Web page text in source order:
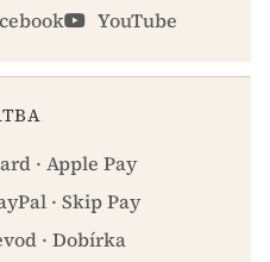
YouTube
· Apple Pay
· Skip Pay
· Dobírka